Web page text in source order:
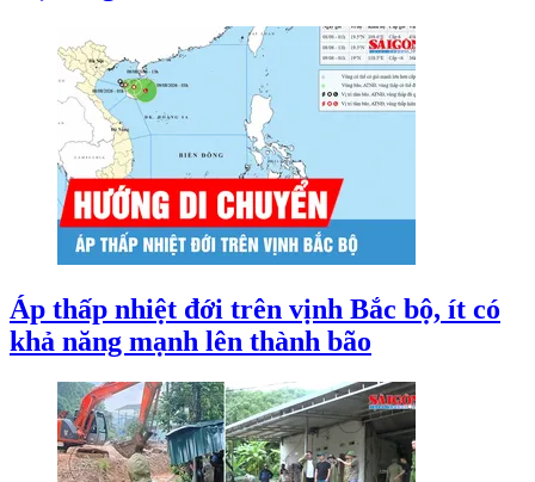
Áp thấp nhiệt đới trên vịnh Bắc bộ, ít có
khả năng mạnh lên thành bão